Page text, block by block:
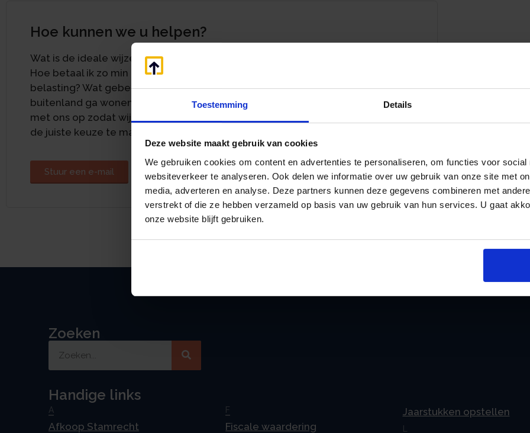
Toestemming Details
Deze website maakt gebruik van cookies
We gebruiken cookies om content en advertenties te personaliseren, om functies voor social
websiteverkeer te analyseren. Ook delen we informatie over uw gebruik van onze site met
media, adverteren en analyse. Deze partners kunnen deze gegevens combineren met
verstrekt of die ze hebben verzameld op basis van uw gebruik van hun services. U gaat
onze website blijft gebruiken.
Hoe kunnen we u helpen?
Wat is de ideale wijze van uitkeren?
Hoe betaal ik zo min mogelijk
belasting? Wat gebeurt er als ik in het
buitenland ga wonen? Neem contact
met ons op zodat wij u kunnen helpen
de juiste keuze te maken.
Stuur een e-mail
Zoeken
Handige links
A
Afkoop Stamrecht
F
Fiscale waardering
Jaarstukken opstellen